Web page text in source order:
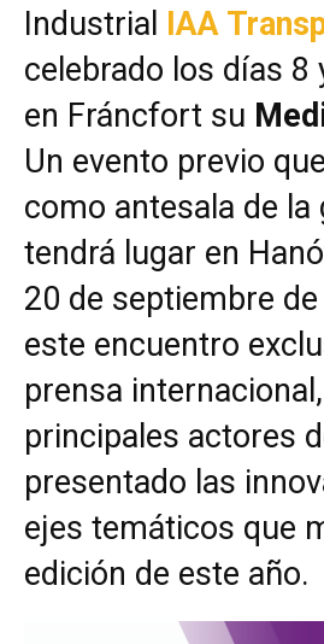
Industrial
IAA
celebrado los días 8
en Fráncfort su
Un evento previo
como antesala de la
tendrá lugar en
20 de septiembre de
este encuentro
prensa
principales actores
presentado las
ejes temáticos que
edición de este año.